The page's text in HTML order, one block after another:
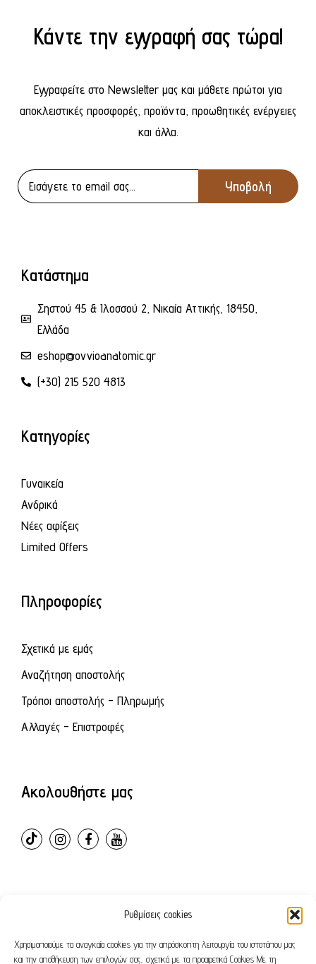
Ρυθμίσεις cookies
Χρησιμοποιούμε τα αναγκαία cookies για την απρόσκοπτη λειτουργία του ιστοτόπου μας
και την αποθήκευση των επιλογών σας, σχετικά με τα προαιρετικά Cookies Με τη
Κάντε την εγγραφή σας τώρα!
Εγγραφείτε στο Newsletter μας και μάθετε πρώτοι για
αποκλειστικές προσφορές, προϊόντα, προωθητικές ενέργειες
και άλλα.
Κατάστημα
Σηστού 45 & Ιλοσσού 2, Νικαία Αττικής, 18450,
Ελλάδα
eshop@ovvioanatomic.gr
(+30) 215 520 4813
Κατηγορίες
Γυναικεία
Ανδρικά
Νέες αφίξεις
Limited Offers
Πληροφορίες
Σχετικά με εμάς
Αναζήτηση αποστολής
Τρόποι αποστολής - Πληρωμής
Αλλαγές - Επιστροφές
Ακολουθήστε μας
© 2024 – ovvioanatomic. All Rights Reserved. E-shop
developed by Webleaders.gr